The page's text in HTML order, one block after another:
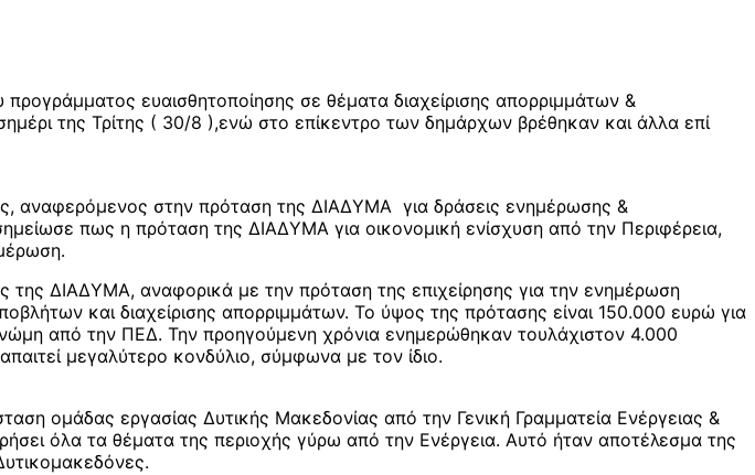
ευαισθητοποίησης σε θέματα διαχείρισης απορριμμάτων &
της Τρίτης ( 30/8 ),ενώ στο επίκεντρο των δημάρχων βρέθηκαν και άλλα επί
αναφερόμενος στην πρόταση της ΔΙΑΔΥΜΑ για δράσεις ενημέρωσης &
πως η πρόταση της ΔΙΑΔΥΜΑ για οικονομική ενίσχυση από την Περιφέρεια,
ΔΙΑΔΥΜΑ, αναφορικά με την πρόταση της επιχείρησης για την ενημέρωση
και διαχείρισης απορριμμάτων. Το ύψος της πρότασης είναι 150.000 ευρώ για
από την ΠΕΔ. Την προηγούμενη χρόνια ενημερώθηκαν τουλάχιστον 4.000
μεγαλύτερο κονδύλιο, σύμφωνα με τον ίδιο.
ομάδας εργασίας Δυτικής Μακεδονίας από την Γενική Γραμματεία Ενέργειας &
όλα τα θέματα της περιοχής γύρω από την Ενέργεια. Αυτό ήταν αποτέλεσμα της